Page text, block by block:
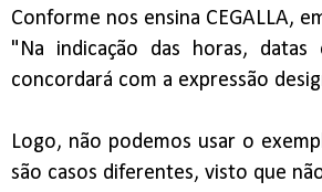
Conforme nos ensina CEGALLA,
"Na indicação das horas,
concordará com a expressão
Logo, não podemos usar o
são casos diferentes, visto que